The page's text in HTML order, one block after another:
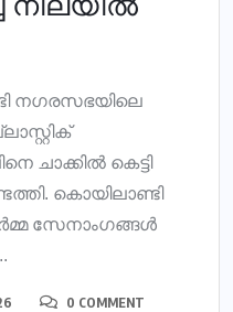
നഗരസഭയിലെ
ചാക്കില്‍ കെട്ടി
കൊയിലാണ്ടി
സേനാംഗങ്ങള്‍
0 COMMENT